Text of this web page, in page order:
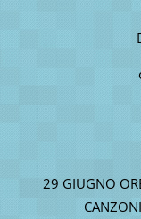
29 GIUGNO